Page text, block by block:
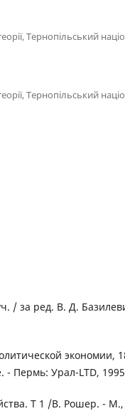
Тернопільський
Тернопільський
/ за ред. В. Д.
экономии,
- Пермь: Урал-LTD,
Т 1 /В. Рошер. - М.,